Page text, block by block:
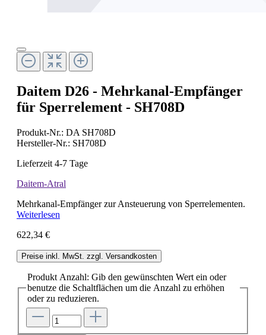
Daitem D26 - Mehrkanal-Empfänger
für Sperrelement - SH708D
Produkt-Nr.: DA SH708D
Hersteller-Nr.: SH708D
Lieferzeit 4-7 Tage
Daitem-Atral
Mehrkanal-Empfänger zur Ansteuerung von Sperrelementen.
Weiterlesen
622,34 €
Preise inkl. MwSt. zzgl. Versandkosten
Produkt Anzahl: Gib den gewünschten Wert ein oder
benutze die Schaltflächen um die Anzahl zu erhöhen
oder zu reduzieren.